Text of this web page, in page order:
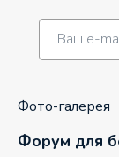
Фото-галерея
Форум для